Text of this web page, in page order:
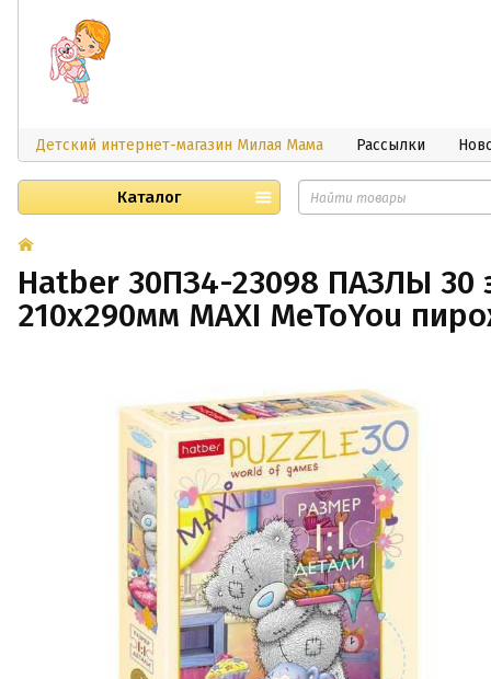
Детский интернет-магазин Милая Мама Рассылки
Каталог
Hatber 30ПЗ4-23098 ПАЗЛЫ 30
210х290мм MAXI MeToYou